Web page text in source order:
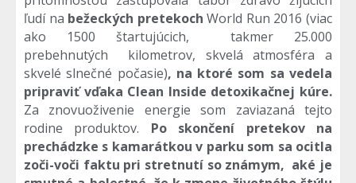
ľudí na bežeckých pretekoch World Run 2016 (viac
ako 1500 štartujúcich, takmer 25.000
prebehnutých kilometrov, skvelá atmosféra a
skvelé slnečné počasie), na ktoré som sa vedela
pripraviť vďaka Clean Inside detoxikačnej kúre.
Za znovuoživenie energie som zaviazaná tejto
rodine produktov. Po skončení pretekov na
prechádzke s kamarátkou v parku som sa ocitla
zoči-voči faktu pri stretnutí so známym, aké je